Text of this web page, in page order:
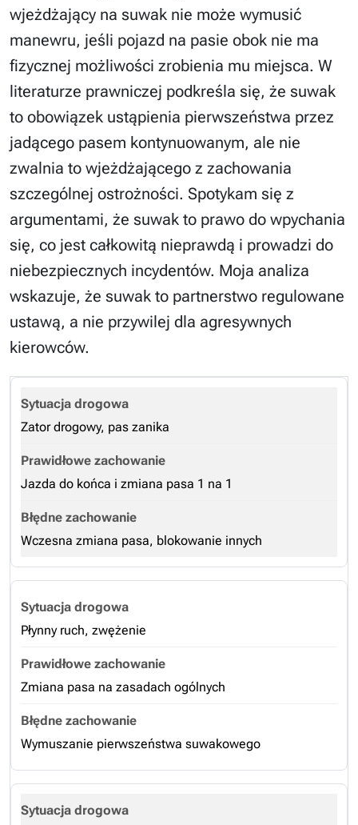
wjeżdżający na suwak nie może wymusić
manewru, jeśli pojazd na pasie obok nie ma
fizycznej możliwości zrobienia mu miejsca. W
literaturze prawniczej podkreśla się, że suwak
to obowiązek ustąpienia pierwszeństwa przez
jadącego pasem kontynuowanym, ale nie
zwalnia to wjeżdżającego z zachowania
szczególnej ostrożności. Spotykam się z
argumentami, że suwak to prawo do wpychania
się, co jest całkowitą nieprawdą i prowadzi do
niebezpiecznych incydentów. Moja analiza
wskazuje, że suwak to partnerstwo regulowane
ustawą, a nie przywilej dla agresywnych
kierowców.
Zator drogowy, pas zanika
Jazda do końca i zmiana pasa 1 na 1
Wczesna zmiana pasa, blokowanie innych
Płynny ruch, zwężenie
Zmiana pasa na zasadach ogólnych
Wymuszanie pierwszeństwa suwakowego